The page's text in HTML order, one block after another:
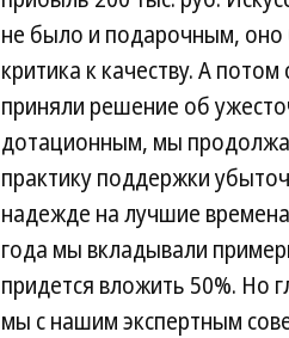
не было и подарочным, оно
критика к качеству. А
приняли решение об
дотационным, мы
практику поддержки
надежде на лучшие
года мы вкладывали
придется вложить 50%. Но
мы с нашим экспертным